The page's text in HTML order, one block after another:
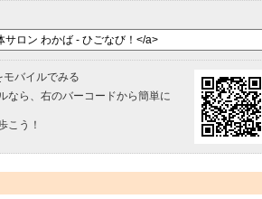
バイルでみる
なら、右のバーコードから簡単に
こう！